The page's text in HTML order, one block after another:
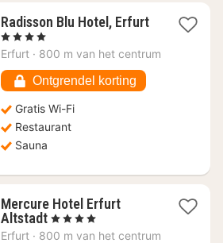
Radisson Blu Hotel, Erfurt
1
nacht
€
86,84
, 4 Sterren
Erfurt · 800 m van het centrum
Ontgrendel korting
Gratis Wi-Fi
Restaurant
Sauna
Mercure Hotel Erfurt
Altstadt1
nacht
, 4 Sterren
Erfurt · 800 m van het centrum